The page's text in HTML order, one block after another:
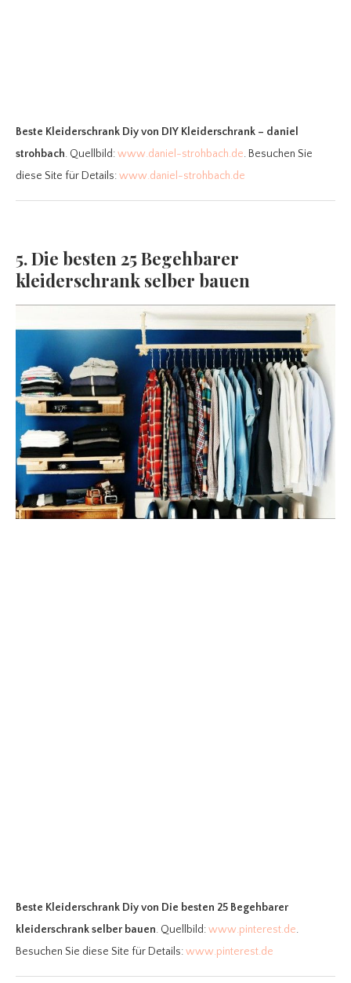
Beste Kleiderschrank Diyvon DIY Kleiderschrank – daniel
strohbach. Quellbild:www.daniel-strohbach.de. Besuchen Sie
diese Site für Details:www.daniel-strohbach.de
5. Die besten 25 Begehbarer
kleiderschrank selber bauen
Beste Kleiderschrank Diyvon Die besten 25 Begehbarer
kleiderschrank selber bauen. Quellbild:www.pinterest.de.
Besuchen Sie diese Site für Details:www.pinterest.de